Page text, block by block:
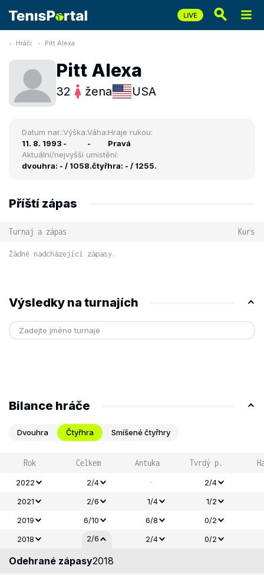
Hráči Pitt Alexa
Pitt Alexa
32 žena USA
Datum nar.:
11. 8. 1993
Výška:
-
Váha:
-
Hraje rukou:
Pravá
Aktuální/nejvyšší umístění:
dvouhra: - / 1058.čtyřhra: - / 1255.
Příští zápas
Turnaj a zápas Kurs
Žádné nadcházející zápasy.
Výsledky na turnajích
Bilance hráče
Dvouhra Čtyřhra Smíšené čtyřhry
Rok Celkem Antuka Tvrdý p.
2022 2/4 -
2/4
2021
2/6 1/4
1/2
2019
6/10 6/8
0/2
2018
2/6 2/4 0/2
Odehrané zápasy2018